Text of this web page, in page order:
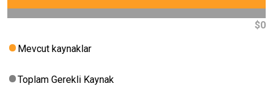
$0
Mevcut kaynaklar
Toplam Gerekli Kaynak